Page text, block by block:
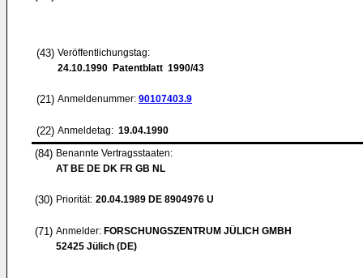
(43) Veröffentlichungstag:
24.10.1990 Patentblatt 1990/43
(21) Anmeldenummer: 90107403.9
(22) Anmeldetag: 19.04.1990
(84) Benannte Vertragsstaaten:
AT BE DE DK FR GB NL
(30) Priorität: 20.04.1989 DE 8904976 U
(71) Anmelder: FORSCHUNGSZENTRUM JÜLICH GMBH
52425 Jülich (DE)